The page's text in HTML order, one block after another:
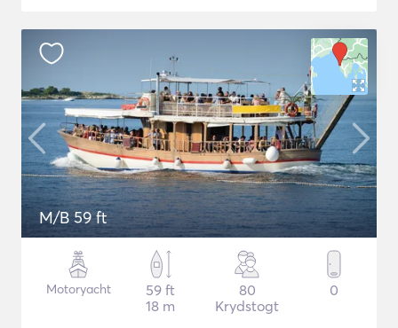
M/B 59 ft
Motoryacht
59 ft
18 m
80
Krydstogt
0